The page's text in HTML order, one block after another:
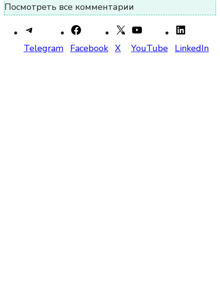
Посмотреть все комментарии
Telegram Facebook X YouTube LinkedIn